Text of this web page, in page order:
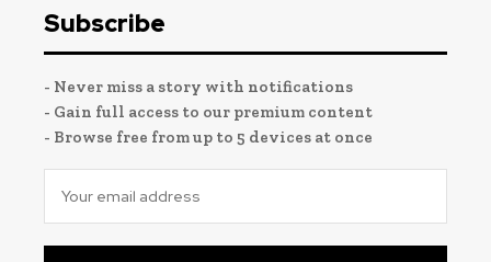
Subscribe
- Never miss a story with notifications
- Gain full access to our premium content
- Browse free from up to 5 devices at once